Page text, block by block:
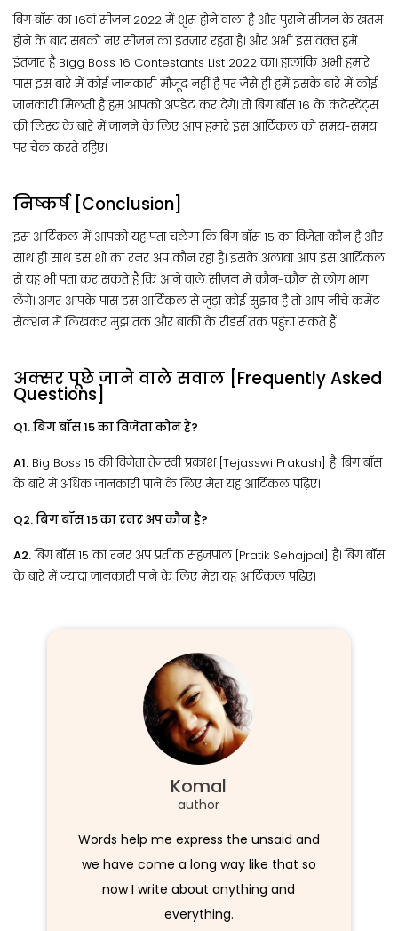
बिग बॉस का 16वां सीजन 2022 में शुरू होने वाला है और पुराने सीजन के खतम
होने के बाद सबको नए सीजन का इंतज़ार रहता है। और अभी इस वक़्त हमें
इंतजार है Bigg Boss 16 Contestants List 2022 का। हालांकि अभी हमारे
पास इस बारे में कोई जानकारी मौजूद नहीं है पर जैसे ही हमें इसके बारे में कोई
जानकारी मिलती है हम आपको अपडेट कर देंगे। तो बिग बॉस 16 के कंटेस्टेंट्स
की लिस्ट के बारे में जानने के लिए आप हमारे इस आर्टिकल को समय-समय
पर चेक करते रहिए।
निष्कर्ष [Conclusion]
इस आर्टिकल में आपको यह पता चलेगा कि बिग बॉस 15 का विजेता कौन है और
साथ ही साथ इस शो का रनर अप कौन रहा है। इसके अलावा आप इस आर्टिकल
से यह भी पता कर सकते हैं कि आने वाले सीज़न में कौन-कौन से लोग भाग
लेंगे। अगर आपके पास इस आर्टिकल से जुड़ा कोई सुझाव है तो आप नीचे कमेंट
सेक्शन में लिखकर मुझ तक और बाकी के रीडर्स तक पहुंचा सकते हैं।
अक्सर पूछे जाने वाले सवाल [Frequently Asked
Questions]
Q1. बिग बॉस 15 का विजेता कौन है?
A1. Big Boss 15 की विजेता तेजस्वी प्रकाश [Tejasswi Prakash] है। बिग बॉस
के बारे में अधिक जानकारी पाने के लिए मेरा यह आर्टिकल पढ़िए।
Q2. बिग बॉस 15 का रनर अप कौन है?
A2.बिग बॉस 15 का रनर अप प्रतीक सहजपाल [Pratik Sehajpal] है। बिग बॉस
के बारे में ज्यादा जानकारी पाने के लिए मेरा यह आर्टिकल पढ़िए।
Komal
author
Words help me express the unsaid and
we have come a long way like that so
now I write about anything and
everything.